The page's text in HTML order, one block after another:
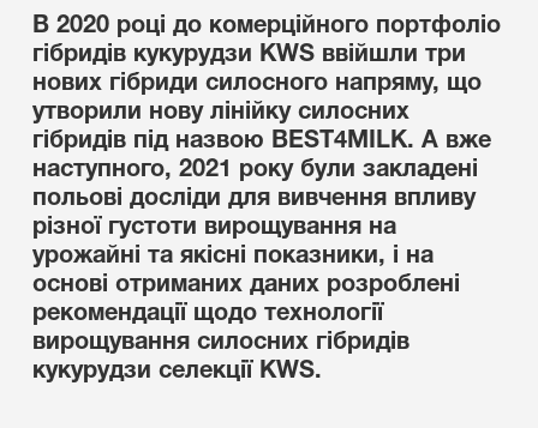
В 2020 році до комерційного портфоліо
гібридів кукурудзи KWS ввійшли три
нових гібриди силосного напряму, що
утворили нову лінійку силосних
гібридів під назвою BEST4MILK. А вже
наступного, 2021 року були закладені
польові досліди для вивчення впливу
різної густоти вирощування на
урожайні та якісні показники, і на
основі отриманих даних розроблені
рекомендації щодо технології
вирощування силосних гібридів
кукурудзи селекції KWS.